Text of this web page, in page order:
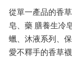
從單一產品的香
皂、藥 膳養生冷
蠟、沐液系列、
愛不釋手的香草